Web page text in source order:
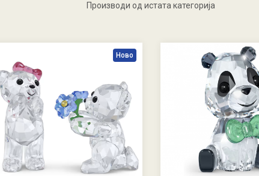
Производи од истата категорија
Ново